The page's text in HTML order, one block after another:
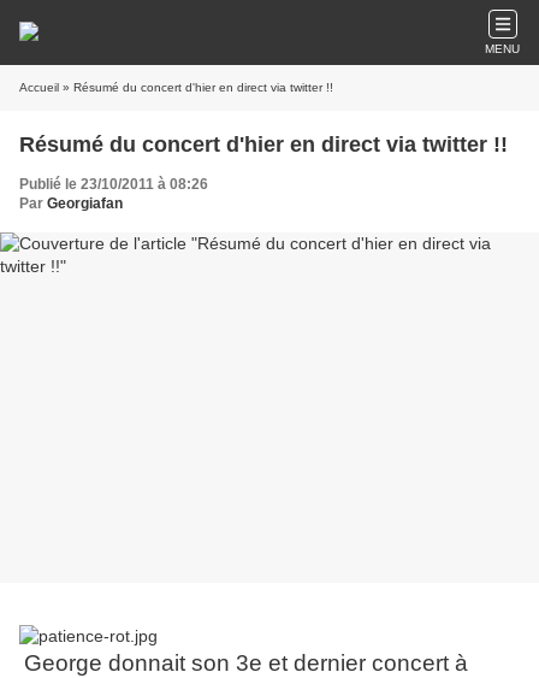
MENU
Accueil » Résumé du concert d'hier en direct via twitter !!
Résumé du concert d'hier en direct via twitter !!
Publié le 23/10/2011 à 08:26
Par Georgiafan
George donnait son 3e et dernier concert à